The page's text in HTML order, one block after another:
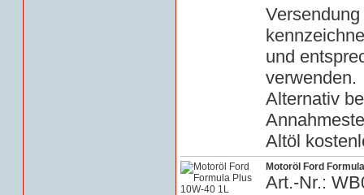
und
verwenden.
Alternativ
Altöl
Motoröl Ford
Art.-Nr.: